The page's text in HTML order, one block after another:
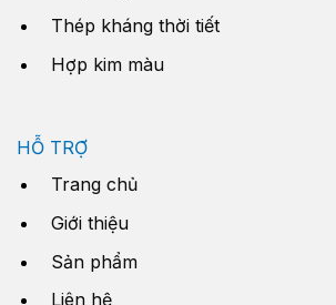
Thép kháng thời tiết
Hợp kim màu
HỖ TRỢ
Trang chủ
Giới thiệu
Sản phẩm
Liên hệ